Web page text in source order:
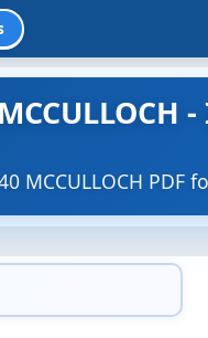
MCCULLOCH PDF